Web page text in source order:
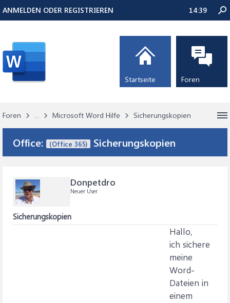
Foren ... Microsoft Word Hilfe Sicherungskopien
Office: (Office 365) Sicherungskopien
Donpetdro
Neuer User
Sicherungskopien
Hallo,
ich sichere
meine
Word-
Dateien in
einem
ANMELDEN ODER REGISTRIEREN 14:39
Startseite Foren